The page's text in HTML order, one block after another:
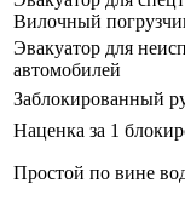
Вилочный
Эвакуатор для
автомобилей
Заблокированный
Наценка за 1
Простой по вине